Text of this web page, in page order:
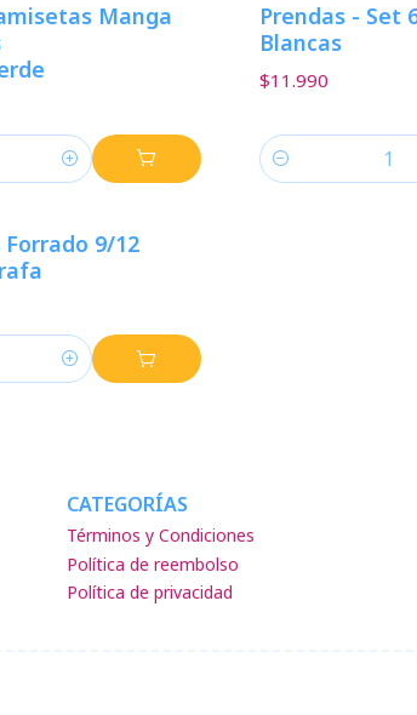
Manga
Prendas - Set
Blancas
$11.990
Cantidad
Forrado 9/12
CATEGORÍAS
Términos y Condiciones
Política de reembolso
Política de privacidad